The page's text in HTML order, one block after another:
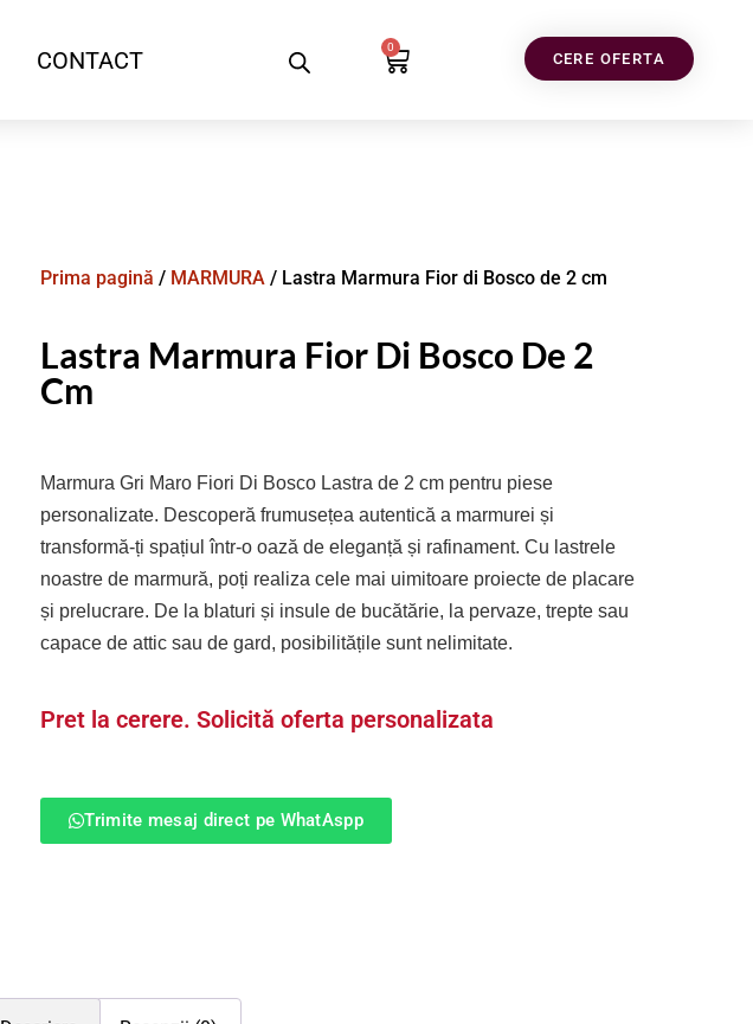
CONTACT 0
CERE OFERTA
Prima pagină / MARMURA / Lastra Marmura Fior di Bosco de 2 cm
Lastra Marmura Fior Di Bosco De 2
Cm
Marmura Gri Maro Fiori Di Bosco Lastra de 2 cm pentru piese
personalizate. Descoperă frumusețea autentică a marmurei și
transformă-ți spațiul într-o oază de eleganță și rafinament. Cu lastrele
noastre de marmură, poți realiza cele mai uimitoare proiecte de placare
și prelucrare. De la blaturi și insule de bucătărie, la pervaze, trepte sau
capace de attic sau de gard, posibilitățile sunt nelimitate.
Pret la cerere. Solicită oferta personalizata
Trimite mesaj direct pe WhatAspp